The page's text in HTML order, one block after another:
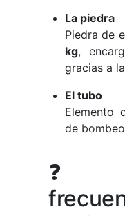
La piedra
Piedra de
kg,
gracias a
El tubo
Elemento
de
❓